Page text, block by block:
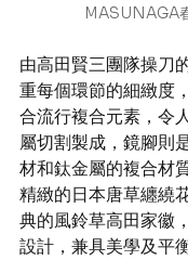
MASUNAGA
由高田賢三團隊操刀
重每個環節的細緻度
合流行複合元素，令
屬切割製成，鏡腳則
材和鈦金屬的複合材
精緻的日本唐草纏繞
典的風鈴草高田家徽
設計，兼具美學及平